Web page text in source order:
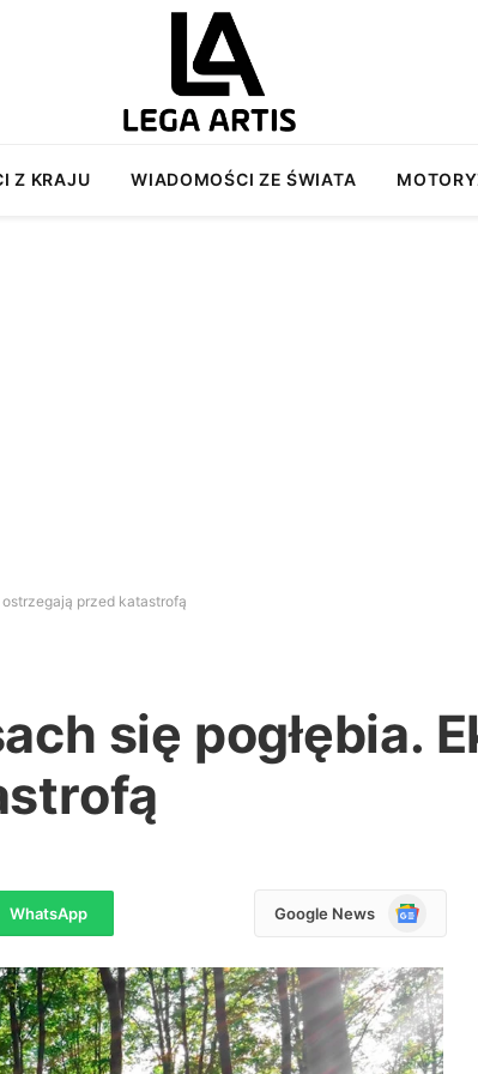
Z KRAJU WIADOMOŚCI ZE ŚWIATA
przed katastrofą
się pogłębia.
WhatsApp Google News
Google